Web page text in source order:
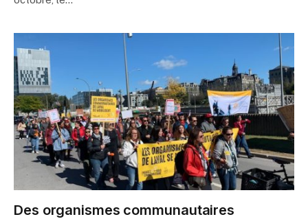
Des organismes communautaires